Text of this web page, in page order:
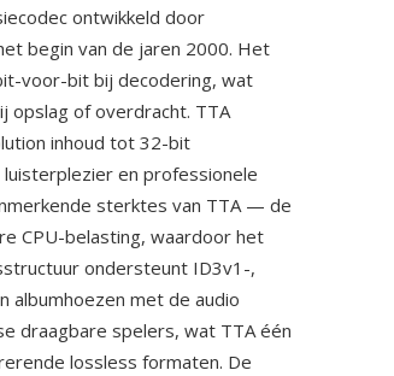
ontwikkeld door
begin van de jaren 2000. Het
voor-bit bij decodering, wat
opslag of overdracht. TTA
inhoud tot 32-bit
en professionele
sterktes van TTA — de
CPU-belasting, waardoor het
ondersteunt ID3v1-,
albumhoezen met de audio
draagbare spelers, wat TTA één
lossless formaten. De